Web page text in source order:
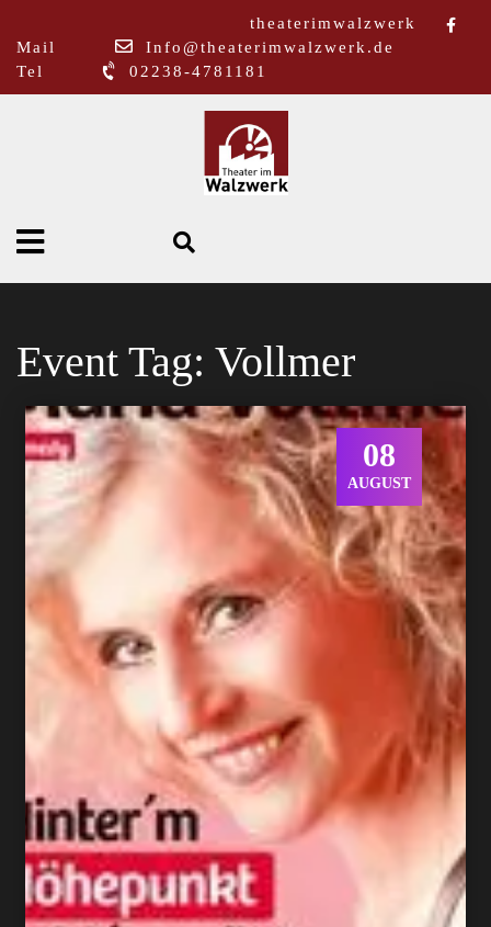
theaterimwalzwerk
Mail
Info@theaterimwalzwerk.de
Tel
02238-4781181
Event Tag: Vollmer
08
AUGUST